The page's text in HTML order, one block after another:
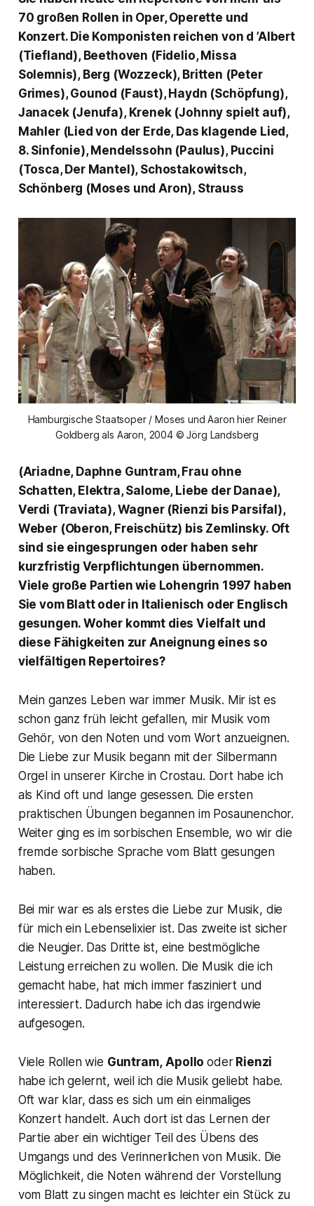
70 großen Rollen in Oper, Operette und
Konzert. Die Komponisten reichen von d ’Albert
(Tiefland), Beethoven (Fidelio, Missa
Solemnis), Berg (Wozzeck), Britten (Peter
Grimes), Gounod (Faust), Haydn (Schöpfung),
Janacek (Jenufa), Krenek (Johnny spielt auf),
Mahler (Lied von der Erde, Das klagende Lied,
8. Sinfonie), Mendelssohn (Paulus), Puccini
(Tosca, Der Mantel), Schostakowitsch,
Schönberg (Moses und Aron), Strauss
Hamburgische Staatsoper / Moses und Aaron hier Reiner
Goldberg als Aaron, 2004 © Jörg Landsberg
(Ariadne, Daphne Guntram, Frau ohne
Schatten, Elektra, Salome, Liebe der Danae),
Verdi (Traviata), Wagner (Rienzi bis Parsifal),
Weber (Oberon, Freischütz) bis Zemlinsky. Oft
sind sie eingesprungen oder haben sehr
kurzfristig Verpflichtungen übernommen.
Viele große Partien wie Lohengrin 1997 haben
Sie vom Blatt oder in Italienisch oder Englisch
gesungen. Woher kommt dies Vielfalt und
diese Fähigkeiten zur Aneignung eines so
vielfältigen Repertoires?
Mein ganzes Leben war immer Musik. Mir ist es
schon ganz früh leicht gefallen, mir Musik vom
Gehör, von den Noten und vom Wort anzueignen.
Die Liebe zur Musik begann mit der Silbermann
Orgel in unserer Kirche in Crostau. Dort habe ich
als Kind oft und lange gesessen. Die ersten
praktischen Übungen begannen im Posaunenchor.
Weiter ging es im sorbischen Ensemble, wo wir die
fremde sorbische Sprache vom Blatt gesungen
haben.
Bei mir war es als erstes die Liebe zur Musik, die
für mich ein Lebenselixier ist. Das zweite ist sicher
die Neugier. Das Dritte ist, eine bestmögliche
Leistung erreichen zu wollen. Die Musik die ich
gemacht habe, hat mich immer fasziniert und
interessiert. Dadurch habe ich das irgendwie
aufgesogen.
Viele Rollen wie Guntram, Apollo oderRienzi
habe ich gelernt, weil ich die Musik geliebt habe.
Oft war klar, dass es sich um ein einmaliges
Konzert handelt. Auch dort ist das Lernen der
Partie aber ein wichtiger Teil des Übens des
Umgangs und des Verinnerlichen von Musik. Die
Möglichkeit, die Noten während der Vorstellung
vom Blatt zu singen macht es leichter ein Stück zu